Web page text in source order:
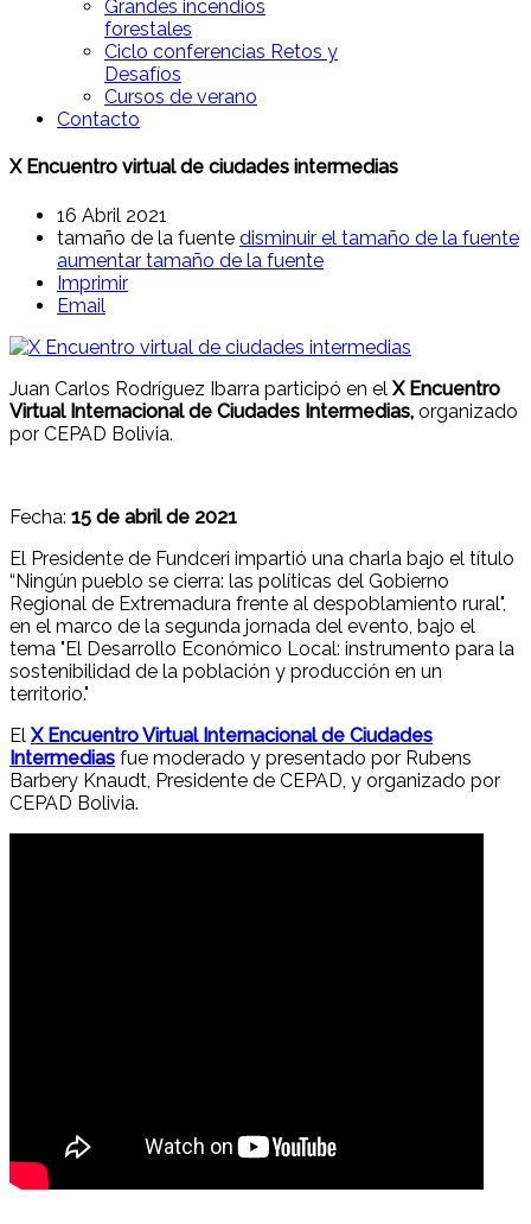
Grandes incendios
forestales
Ciclo conferencias Retos y
Desafíos
Cursos de verano
Contacto
X Encuentro virtual de ciudades intermedias
16 Abril 2021
tamaño de la fuente disminuir el tamaño de la fuente
aumentar tamaño de la fuente
Imprimir
Email
Juan Carlos Rodríguez Ibarra participó en el X Encuentro
Virtual Internacional de Ciudades Intermedias, organizado
por CEPAD Bolivia.
Fecha: 15 de abril de 2021
El Presidente de Fundceri impartió una charla bajo el título
“Ningún pueblo se cierra: las políticas del Gobierno
Regional de Extremadura frente al despoblamiento rural",
en el marco de la segunda jornada del evento, bajo el
tema "El Desarrollo Económico Local: instrumento para la
sostenibilidad de la población y producción en un
territorio."
El X Encuentro Virtual Internacional de Ciudades
Intermedias fue moderado y presentado por Rubens
Barbery Knaudt, Presidente de CEPAD, y organizado por
CEPAD Bolivia.